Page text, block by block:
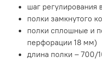
шаг
полки замкнутого
полки сплошные и
перфорации 18 мм)
длина полки –